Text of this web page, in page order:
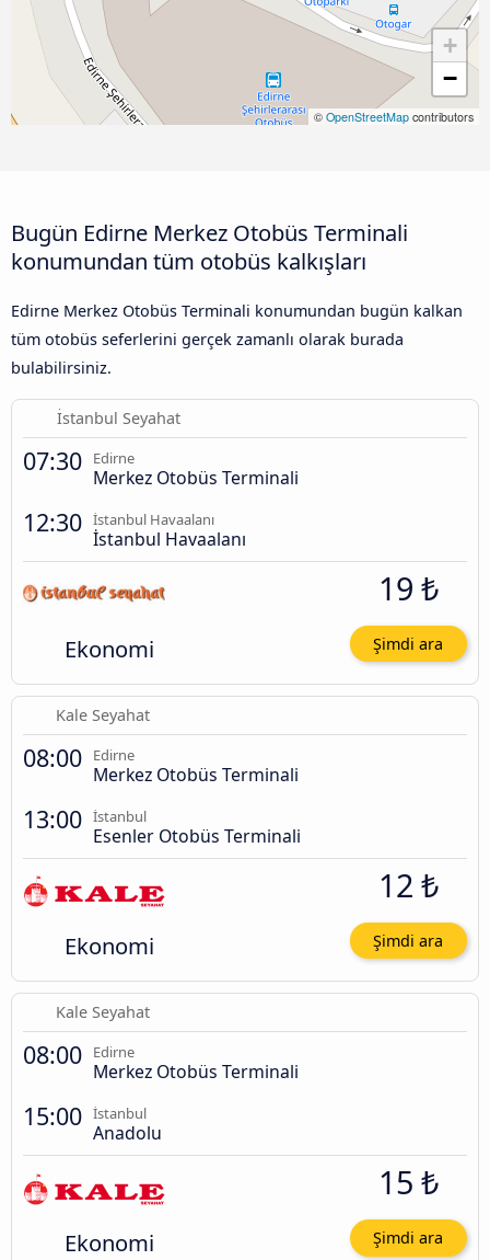
+
−
© OpenStreetMap contributors
Bugün Edirne Merkez Otobüs Terminali
konumundan tüm otobüs kalkışları
Edirne Merkez Otobüs Terminali konumundan bugün kalkan
tüm otobüs seferlerini gerçek zamanlı olarak burada
bulabilirsiniz.
İstanbul Seyahat
07:30 Edirne
Merkez Otobüs Terminali
12:30 İstanbul Havaalanı
İstanbul Havaalanı
Ekonomi
19 ₺
Şimdi ara
Kale Seyahat
08:00 Edirne
Merkez Otobüs Terminali
13:00 İstanbul
Esenler Otobüs Terminali
Ekonomi
12 ₺
Şimdi ara
Kale Seyahat
08:00 Edirne
Merkez Otobüs Terminali
15:00 İstanbul
Anadolu
Ekonomi
15 ₺
Şimdi ara